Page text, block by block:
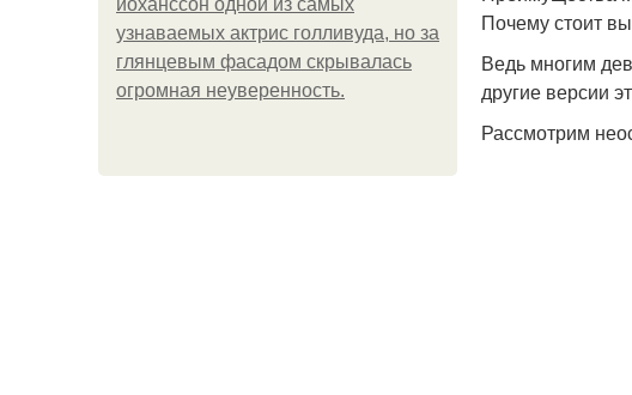
йоханссон одной из самых
узнаваемых актрис голливуда, но за
глянцевым фасадом скрывалась
огромная неуверенность.
Почему стоит
Ведь многим
другие версии
Рассмотрим